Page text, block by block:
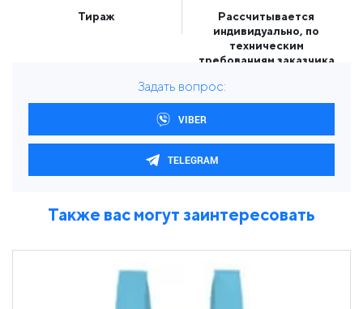
Тираж
Рассчитывается
индивидуально, по
техническим
требованиям заказчика
Задать вопрос:
VIBER
TELEGRAM
Также вас могут заинтересовать